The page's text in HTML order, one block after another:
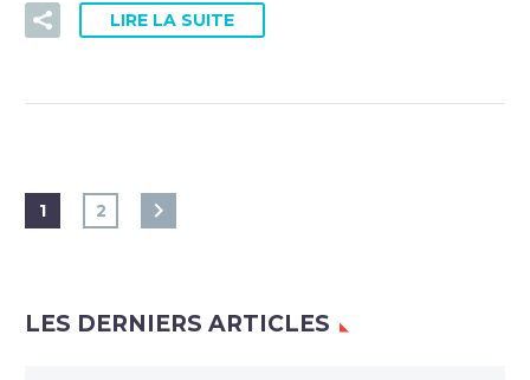
LIRE LA SUITE
1 2
LES DERNIERS ARTICLES